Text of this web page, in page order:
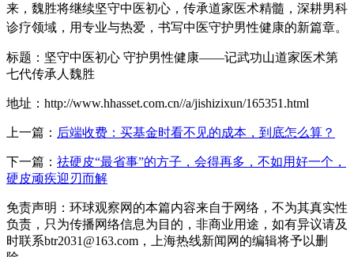
来，魏胜将继续坚守中医初心，传承道家医术精髓，深耕男科
诊疗领域，用专业与热爱，书写中医守护男性健康的新篇章。
标题：坚守中医初心 守护男性健康——记武功山道家医术第
七代传承人魏胜
地址：http://www.hhasset.com.cn//a/jishizixun/165351.html
上一篇： 后端收费：买基金时看不见的成本，到底怎么算？
下一篇： 祛硬皮“最省事”的方子，会得再多，不如用好一个，
硬皮顽疾迎刃而解
免责声明：环球观察网的本篇内容来自于网络，不为其真实性
负责，只为传播网络信息为目的，非商业用途，如有异议请及
时联系btr2031@163.com，上海热线新闻网的编辑将予以删